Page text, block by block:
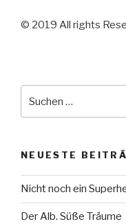
© 2019 All rights
NEUESTE
Nicht noch ein
Der Alb. Süße Träume